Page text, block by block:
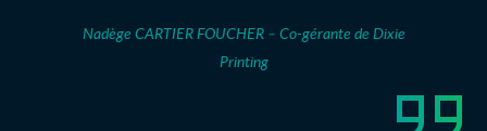
Nadège CARTIER FOUCHER – Co-gérante de Dixie
Printing